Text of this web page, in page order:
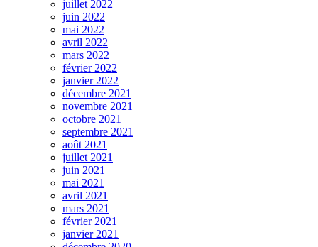
juillet 2022
juin 2022
mai 2022
avril 2022
mars 2022
février 2022
janvier 2022
décembre 2021
novembre 2021
octobre 2021
septembre 2021
août 2021
juillet 2021
juin 2021
mai 2021
avril 2021
mars 2021
février 2021
janvier 2021